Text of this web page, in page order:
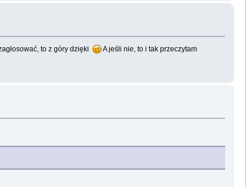
to z góry dzięki
A jeśli nie, to i tak przeczytam